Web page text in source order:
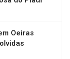
Oeiras